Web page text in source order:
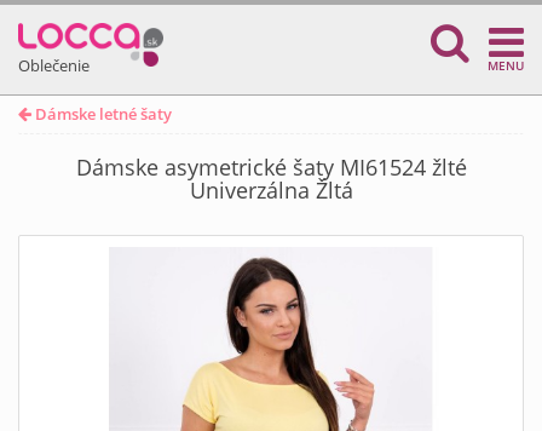
Oblečenie MENU
Dámske letné šaty
Dámske asymetrické šaty MI61524 žlté
Univerzálna Žltá